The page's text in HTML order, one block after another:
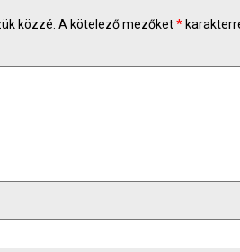
közzé. A kötelező mezőket*